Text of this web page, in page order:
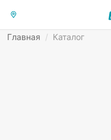
Главная / Каталог